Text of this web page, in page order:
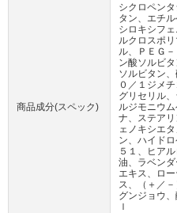
商品成分(スペック)
シクロペン
タン、エチ
シロキシフ
ルクロスポ
ル、ＰＥＧ
ン酸ソルビ
ソルビタン
０／１ジメ
グリセリル
ルジモニウ
ナ、ステア
ェノキシエ
ン、ハイド
５１、ヒア
油、ラベン
エキス、ロ
ス、（＋／
グンジョウ
ｌ